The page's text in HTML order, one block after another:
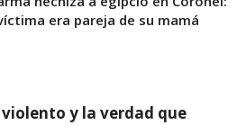
era pareja de su mamá
y la verdad que